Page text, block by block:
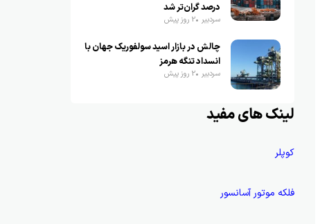
درصد گران‌تر شد
سردبیر 2 روز پیش
چالش در بازار اسید سولفوریک جهان با
انسداد تنگه هرمز
سردبیر 2 روز پیش
لینک های مفید
کوپلر
فلکه موتور آسانسور